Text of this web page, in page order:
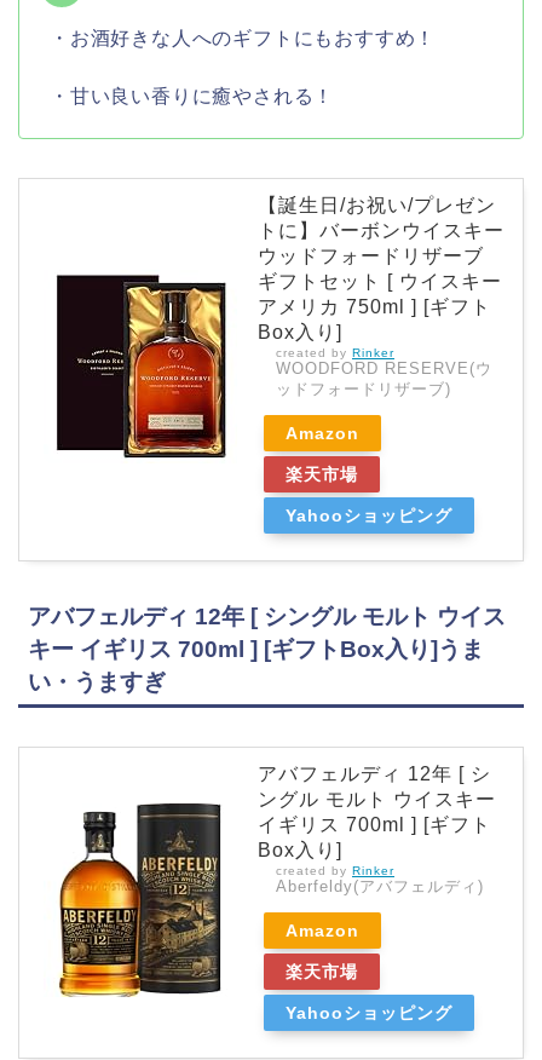
・お酒好きな人へのギフトにもおすすめ！
・甘い良い香りに癒やされる！
【誕生日/お祝い/プレゼン
トに】バーボンウイスキー
ウッドフォードリザーブ
ギフトセット [ ウイスキー
アメリカ 750ml ] [ギフト
Box入り]
created by Rinker
WOODFORD RESERVE(ウ
ッドフォードリザーブ)
Amazon
楽天市場
Yahooショッピング
アバフェルディ 12年 [ シングル モルト ウイス
キー イギリス 700ml ] [ギフトBox入り]うま
い・うますぎ
アバフェルディ 12年 [ シ
ングル モルト ウイスキー
イギリス 700ml ] [ギフト
Box入り]
created by Rinker
Aberfeldy(アバフェルディ)
Amazon
楽天市場
Yahooショッピング